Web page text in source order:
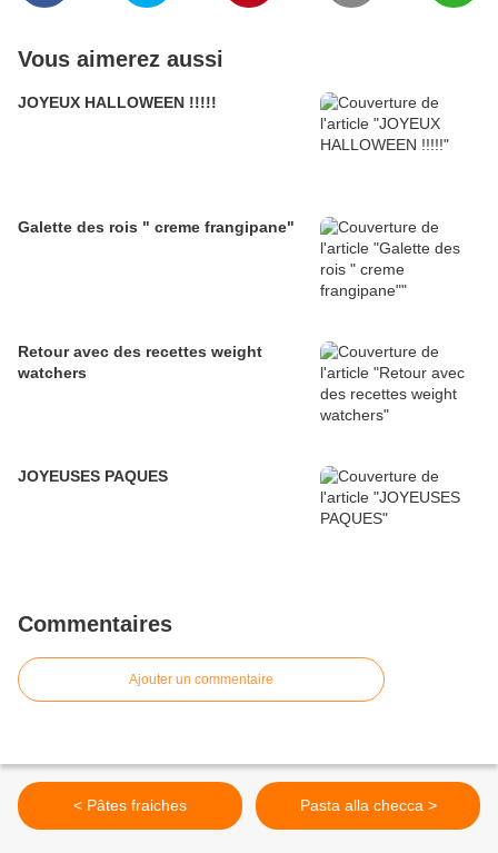
Vous aimerez aussi
JOYEUX HALLOWEEN !!!!!
Galette des rois " creme frangipane"
Retour avec des recettes weight
watchers
JOYEUSES PAQUES
Commentaires
Ajouter un commentaire
< Pâtes fraiches Pasta alla checca >